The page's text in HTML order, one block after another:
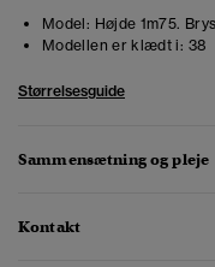
Model: Højde 1m75.
Modellen er klædt i: 38
Størrelsesguide
Sammensætning og pleje
Kontakt